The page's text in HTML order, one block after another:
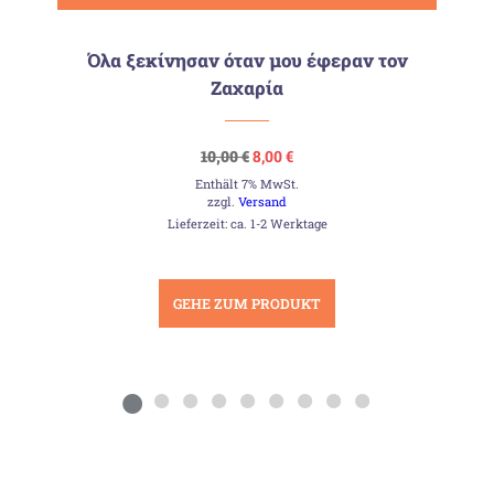
Όλα ξεκίνησαν όταν μου έφεραν τον
Ζαχαρία
10,00€Ursprünglicher
Preis
war:
10,00 €
8,00€Aktueller
ist:
Enthält 7% MwSt.
zzgl.Versand
Lieferzeit: ca. 1-2 Werktage
GEHE ZUM PRODUKT